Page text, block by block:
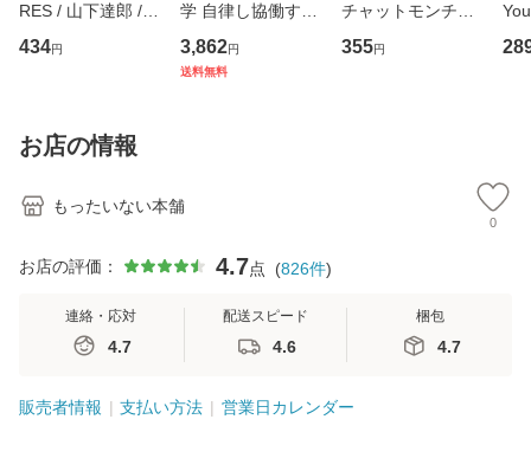
RES / 山下達郎 /
イーストウエス
ト・ジャパン [CD]
434円
学 自律し協働する
専門職の看護マネ
ジメントスキル 改
3,862円
送料無料
チャットモンチー /
キューンレコード
[CD]【メール便送
355円
のが
お店の情報
もったいない本舗
0
お店の評価： 4.7点 (826件)
連絡・応対
4.7
配送スピード
4.6
梱包
4.7
販売者情報 支払い方法 営業日カレンダー